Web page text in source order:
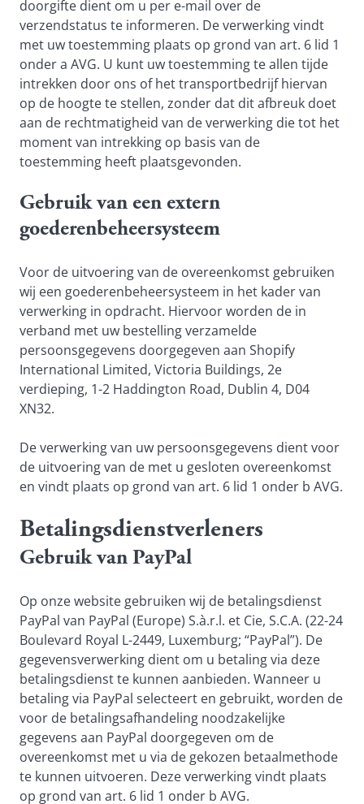
doorgifte dient om u per e-mail over de
verzendstatus te informeren. De verwerking vindt
met uw toestemming plaats op grond van art. 6 lid 1
onder a AVG. U kunt uw toestemming te allen tijde
intrekken door ons of het transportbedrijf hiervan
op de hoogte te stellen, zonder dat dit afbreuk doet
aan de rechtmatigheid van de verwerking die tot het
moment van intrekking op basis van de
toestemming heeft plaatsgevonden.
Gebruik van een extern
goederenbeheersysteem
Voor de uitvoering van de overeenkomst gebruiken
wij een goederenbeheersysteem in het kader van
verwerking in opdracht. Hiervoor worden de in
verband met uw bestelling verzamelde
persoonsgegevens doorgegeven aan Shopify
International Limited, Victoria Buildings, 2e
verdieping, 1-2 Haddington Road, Dublin 4, D04
XN32.
De verwerking van uw persoonsgegevens dient voor
de uitvoering van de met u gesloten overeenkomst
en vindt plaats op grond van art. 6 lid 1 onder b AVG.
Betalingsdienstverleners
Gebruik van PayPal
Op onze website gebruiken wij de betalingsdienst
PayPal van PayPal (Europe) S.à.r.l. et Cie, S.C.A. (22-24
Boulevard Royal L-2449, Luxemburg; “PayPal”). De
gegevensverwerking dient om u betaling via deze
betalingsdienst te kunnen aanbieden. Wanneer u
betaling via PayPal selecteert en gebruikt, worden de
voor de betalingsafhandeling noodzakelijke
gegevens aan PayPal doorgegeven om de
overeenkomst met u via de gekozen betaalmethode
te kunnen uitvoeren. Deze verwerking vindt plaats
op grond van art. 6 lid 1 onder b AVG.